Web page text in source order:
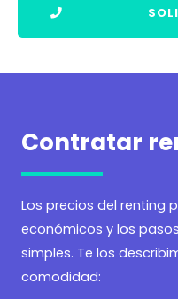
Contratar
Los precios del renting
económicos y los
simples. Te los
comodidad: